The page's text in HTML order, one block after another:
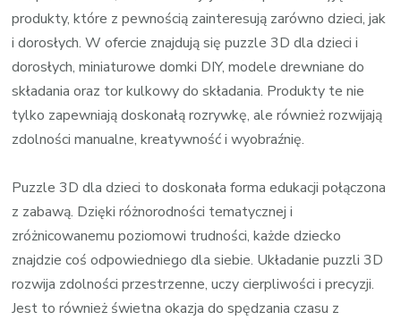
DIY
z
Shop36
piękne
dekoracje
i
zabawa
produkty, które z pewnością zainteresują zarówno dzieci, jak
i dorosłych. W ofercie znajdują się puzzle 3D dla dzieci i
dorosłych, miniaturowe domki DIY, modele drewniane do
składania oraz tor kulkowy do składania. Produkty te nie
tylko zapewniają doskonałą rozrywkę, ale również rozwijają
zdolności manualne, kreatywność i wyobraźnię.
Puzzle 3D dla dzieci to doskonała forma edukacji połączona
z zabawą. Dzięki różnorodności tematycznej i
zróżnicowanemu poziomowi trudności, każde dziecko
znajdzie coś odpowiedniego dla siebie. Układanie puzzli 3D
rozwija zdolności przestrzenne, uczy cierpliwości i precyzji.
Jest to również świetna okazja do spędzania czasu z